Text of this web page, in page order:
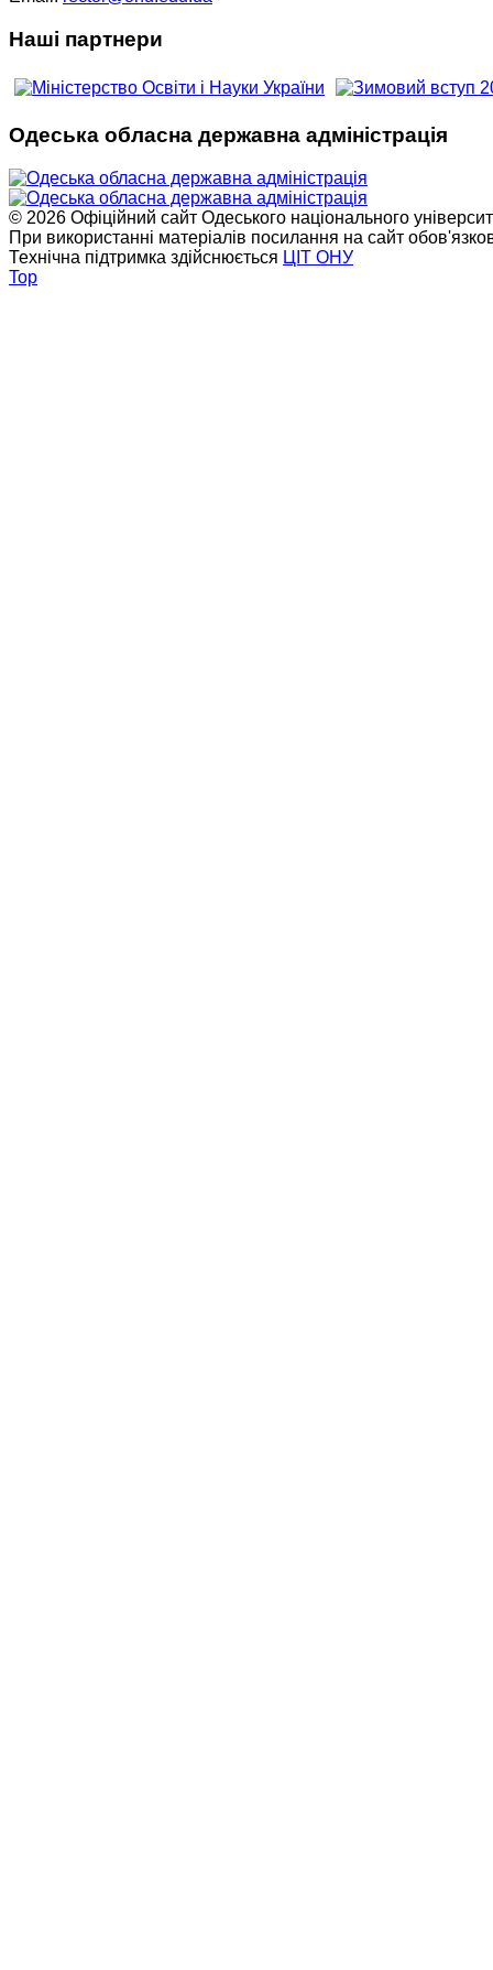
Наші партнери
Одеська обласна державна адміністрація
© 2026 Офіційний сайт Одеського національного
При використанні матеріалів посилання на сайт
Технічна підтримка здійснюється ЦІТ ОНУ
Top